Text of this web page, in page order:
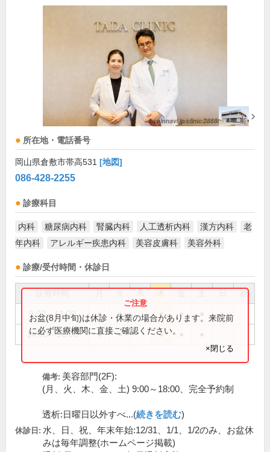
所在地・電話番号
岡山県倉敷市帯高531 [地図]
086-428-2255
診療科目
内科 糖尿病内科 腎臓内科 人工透析内科 漢方内科
老
年内科
アレルギー疾患内科 美容皮膚科 美容外科
診療/受付時間・休診日
祝
9:00～13:00 ● ● ● ●
14:00～18:00 ● ● ●
お盆(8月中旬)は休診・休業の場合があります。来院前
に必ず医療機関に直接ご確認ください。
×閉じる
備考: 美容部門(2F):
(月、火、木、金、土) 9:00～18:00、完全予約制
透析:日曜日以外すべ...(続きを読む)
休診日: 水、日、祝、年末年始:12/31、1/1、1/2のみ、お盆休
みは毎年調整(ホームページ掲載)